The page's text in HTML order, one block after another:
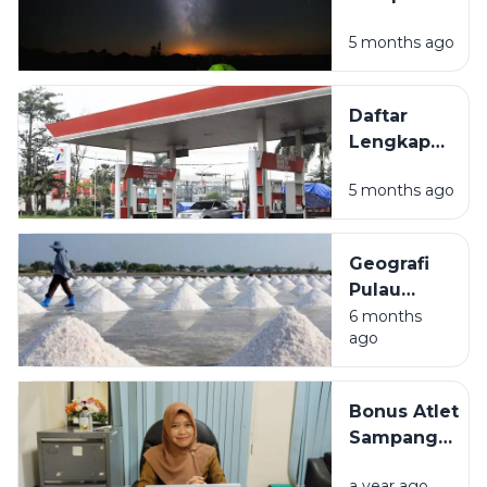
di Sampang
Madura
Liburan Akhir
Pekan
5 months ago
Daftar
Lengkap
SPBU di
Sampang
dan
Fasilitasnya
5 months ago
Geografi
Pulau
Madura:
Mengulas
Kondisi
Potensi
Produksi
6 months
ago
Bonus Atlet
Sampang